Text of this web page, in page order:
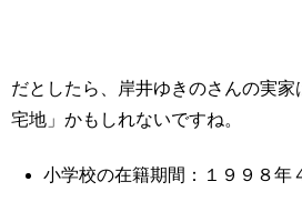
だとしたら、岸井ゆきのさんの実
宅地」かもしれないですね。
小学校の在籍期間：１９９８年